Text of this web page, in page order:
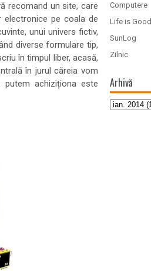
recomand un site, care
pe coala de
unui univers fictiv,
diverse formulare tip,
în timpul liber, acasă,
în jurul căreia vom
achiziționa este
Computere
Life is Good
SunLog
Zilnic
Arhivă